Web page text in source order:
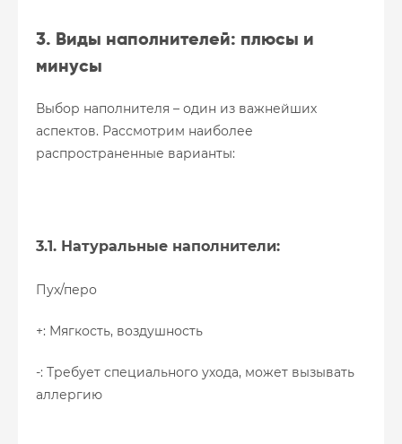
3. Виды наполнителей: плюсы и
минусы
Выбор наполнителя – один из важнейших
аспектов. Рассмотрим наиболее
распространенные варианты:
3.1. Натуральные наполнители:
Пух/перо
+: Мягкость, воздушность
-: Требует специального ухода, может вызывать
аллергию